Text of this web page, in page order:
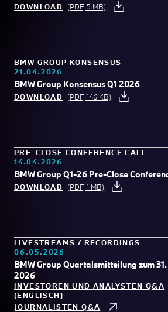
DOWNLOAD (PDF, 5 MB)
BMW GROUP KONSENSUS
21.04.2026
BMW Group Konsensus Q1 2026
DOWNLOAD (PDF, 146 KB)
PRE-CLOSE CONFERENCE CALL
14.04.2026
BMW Group Q1-26 Pre-Close
DOWNLOAD (PDF, 1 MB)
LIVESTREAMS / RECORDINGS
06.05.2026
BMW Group Quartalsmitteilung zum
2026
INVESTOREN UND ANALYSTEN Q&A
(ENGLISCH)
JOURNALISTEN Q&A